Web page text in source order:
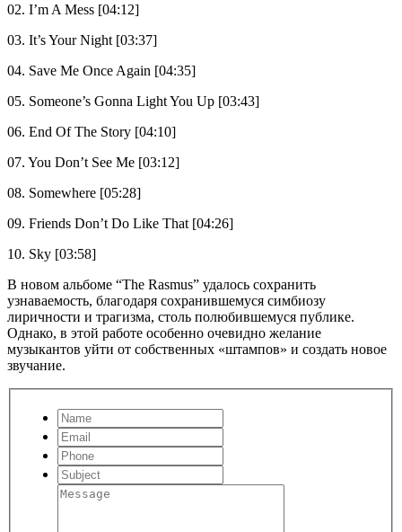
02. I’m A Mess [04:12]
03. It’s Your Night [03:37]
04. Save Me Once Again [04:35]
05. Someone’s Gonna Light You Up [03:43]
06. End Of The Story [04:10]
07. You Don’t See Me [03:12]
08. Somewhere [05:28]
09. Friends Don’t Do Like That [04:26]
10. Sky [03:58]
В новом альбоме “The Rasmus” удалось сохранить
узнаваемость, благодаря сохранившемуся симбиозу
лиричности и трагизма, столь полюбившемуся публике.
Однако, в этой работе особенно очевидно желание
музыкантов уйти от собственных «штампов» и создать новое
звучание.